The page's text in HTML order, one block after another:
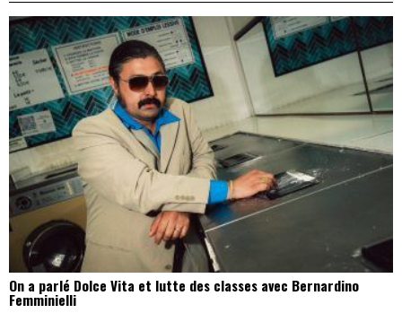
On a parlé Dolce Vita et lutte des classes avec Bernardino
Femminielli